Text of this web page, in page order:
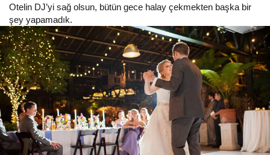
Otelin DJ’yi sağ olsun, bütün gece halay çekmekten başka bir
şey yapamadık.